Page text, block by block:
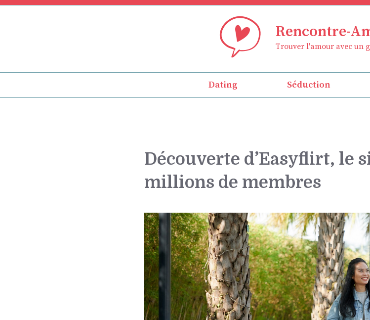
Aller
Rencontre-
Trouver l'amour avec un
Dating Séduction
Découverte d’Easyflirt, le
millions de membres